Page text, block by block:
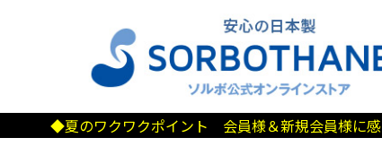
検索
ワクポイント 会員様＆新規会員様に感謝を込めて